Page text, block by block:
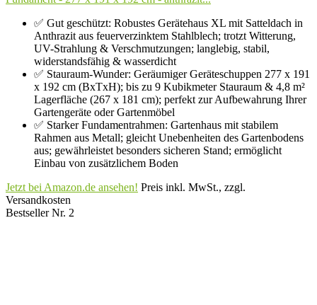
✅ Gut geschützt: Robustes Gerätehaus XL mit Satteldach in
Anthrazit aus feuerverzinktem Stahlblech; trotzt Witterung,
UV-Strahlung & Verschmutzungen; langlebig, stabil,
widerstandsfähig & wasserdicht
✅ Stauraum-Wunder: Geräumiger Geräteschuppen 277 x 191
x 192 cm (BxTxH); bis zu 9 Kubikmeter Stauraum & 4,8 m²
Lagerfläche (267 x 181 cm); perfekt zur Aufbewahrung Ihrer
Gartengeräte oder Gartenmöbel
✅ Starker Fundamentrahmen: Gartenhaus mit stabilem
Rahmen aus Metall; gleicht Unebenheiten des Gartenbodens
aus; gewährleistet besonders sicheren Stand; ermöglicht
Einbau von zusätzlichem Boden
Jetzt bei Amazon.de ansehen! Preis inkl. MwSt., zzgl.
Versandkosten
Bestseller Nr. 2